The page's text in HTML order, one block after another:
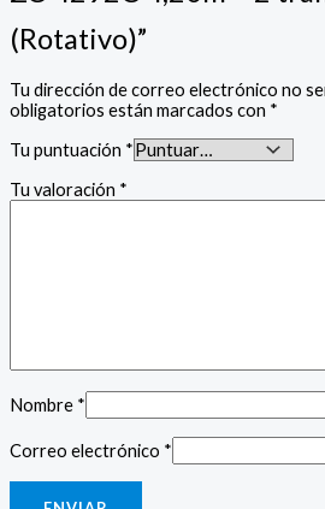
(Rotativo)”
Tu dirección de correo electrónico no
obligatorios están marcados con *
Tu puntuación *
Tu valoración *
Nombre *
Correo electrónico *